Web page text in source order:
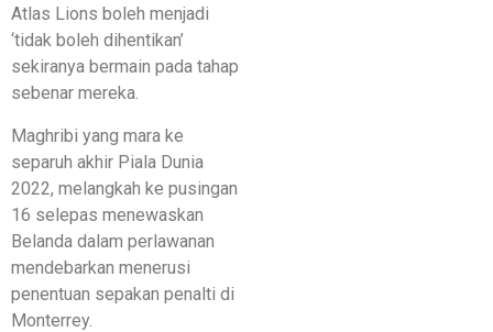
Atlas Lions boleh menjadi
‘tidak boleh dihentikan’
sekiranya bermain pada tahap
sebenar mereka.
Maghribi yang mara ke
separuh akhir Piala Dunia
2022, melangkah ke pusingan
16 selepas menewaskan
Belanda dalam perlawanan
mendebarkan menerusi
penentuan sepakan penalti di
Monterrey.